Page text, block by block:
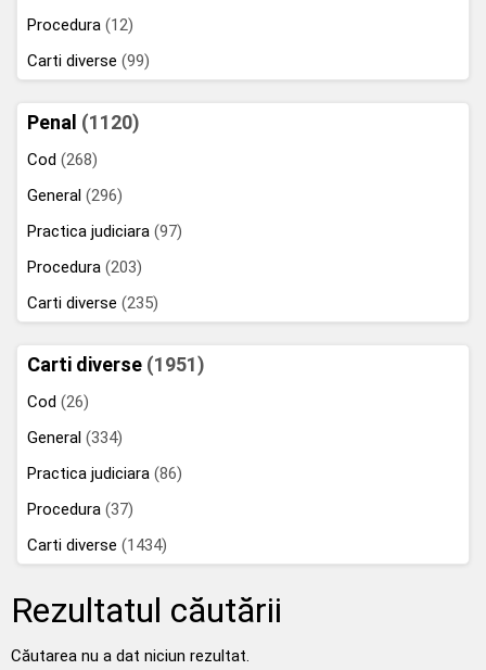
Procedura (12)
Carti diverse (99)
Penal (1120)
Cod (268)
General (296)
Practica judiciara (97)
Procedura (203)
Carti diverse (235)
Carti diverse (1951)
Cod (26)
General (334)
Practica judiciara (86)
Procedura (37)
Carti diverse (1434)
Rezultatul căutării
Căutarea nu a dat niciun rezultat.